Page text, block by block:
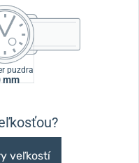
puzdra
mm
veľkostí